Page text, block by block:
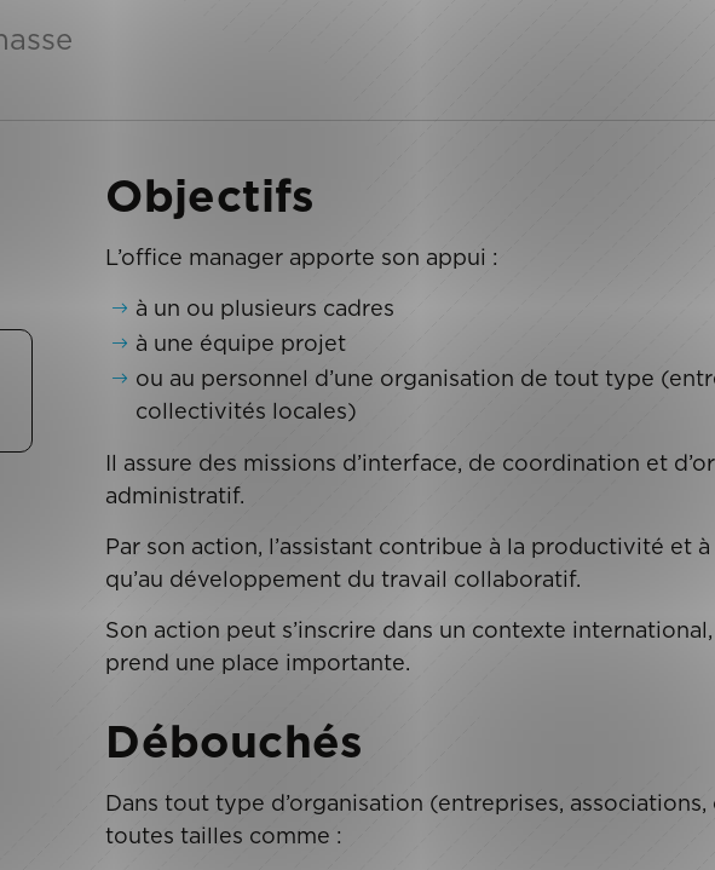
Objectifs
L’office manager apporte son appui :
à un ou plusieurs cadres
à une équipe projet
ou au personnel d’une organisation de tout type
collectivités locales)
Il assure des missions d’interface, de coordination et
administratif.
Par son action, l’assistant contribue à la productivité et à
qu’au développement du travail collaboratif.
Son action peut s’inscrire dans un contexte
prend une place importante.
Débouchés
Dans tout type d’organisation (entreprises,
toutes tailles comme :